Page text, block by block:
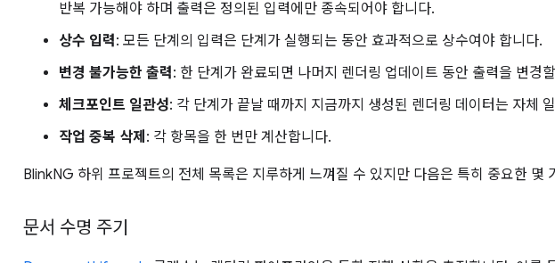
반복 가능해야 하며 출력은 정의된 입력에만 종속되어야 합니다.
상수 입력: 모든 단계의 입력은 단계가 실행되는 동안 효과적으로 상수여야 합니다.
변경 불가능한 출력: 한 단계가 완료되면 나머지 렌더링 업데이트 동안 출력을 변경
체크포인트 일관성: 각 단계가 끝날 때까지 지금까지 생성된 렌더링 데이터는 자체
작업 중복 삭제 : 각 항목을 한 번만 계산합니다.
BlinkNG 하위 프로젝트의 전체 목록은 지루하게 느껴질 수 있지만 다음은 특히 중요한 몇
문서 수명 주기